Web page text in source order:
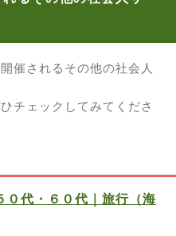
催されるその他の社会人
チェックしてみてくださ
０代・６０代｜旅行（海